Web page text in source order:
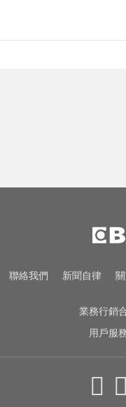
轉折」遺
吳子嘉爆
民黨1縣市
出國注意
聯絡我們 新聞自律
業務行銷
用戶服